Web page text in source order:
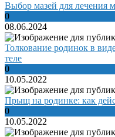
Выбор мазей для лечения
0
08.06.2024
Толкование родинок в
теле
0
10.05.2022
Прыщ на родинке: как
0
10.05.2022